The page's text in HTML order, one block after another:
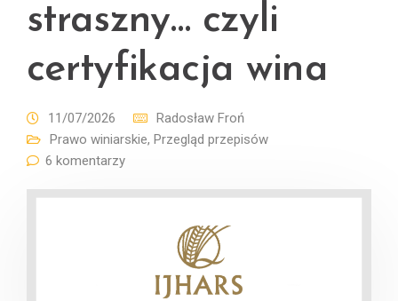
straszny… czyli
certyfikacja wina
11/07/2026
Radosław Froń
Prawo winiarskie, Przegląd przepisów
6 komentarzy